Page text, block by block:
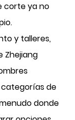
corte ya no
y talleres,
Zhejiang
de
donde